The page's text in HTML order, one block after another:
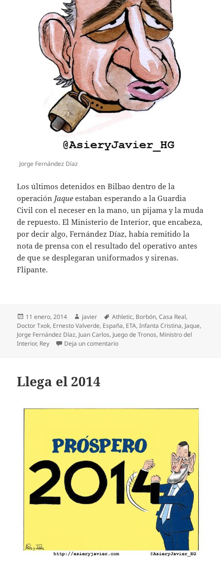
Jorge Fernández Díaz
Los últimos detenidos en Bilbao dentro de la
operación Jaque estaban esperando a la Guardia
Civil con el neceser en la mano, un pijama y la muda
de repuesto. El Ministerio de Interior, que encabeza,
por decir algo, Fernández Díaz, había remitido la
nota de prensa con el resultado del operativo antes
de que se desplegaran uniformados y sirenas.
Flipante.
Publicado
el
11 enero, 2014 Autor
javier Etiquetas
Athletic, Borbón,Casa Real,
Doctor Txok, Ernesto Valverde, España, ETA,Infanta Cristina, Jaque,
Jorge Fernández Díaz, Juan Carlos, Juego de Tronos, Ministro del
Interior, Rey Deja un comentarioen Trono de juegos
Llega el 2014